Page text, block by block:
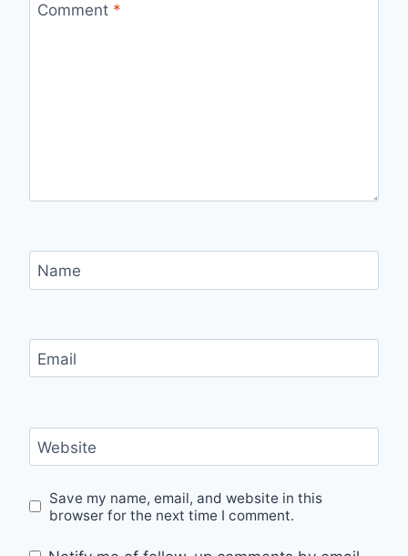
Comment *
Name
Email
Website
Save my name, email, and website in this
browser for the next time I comment.